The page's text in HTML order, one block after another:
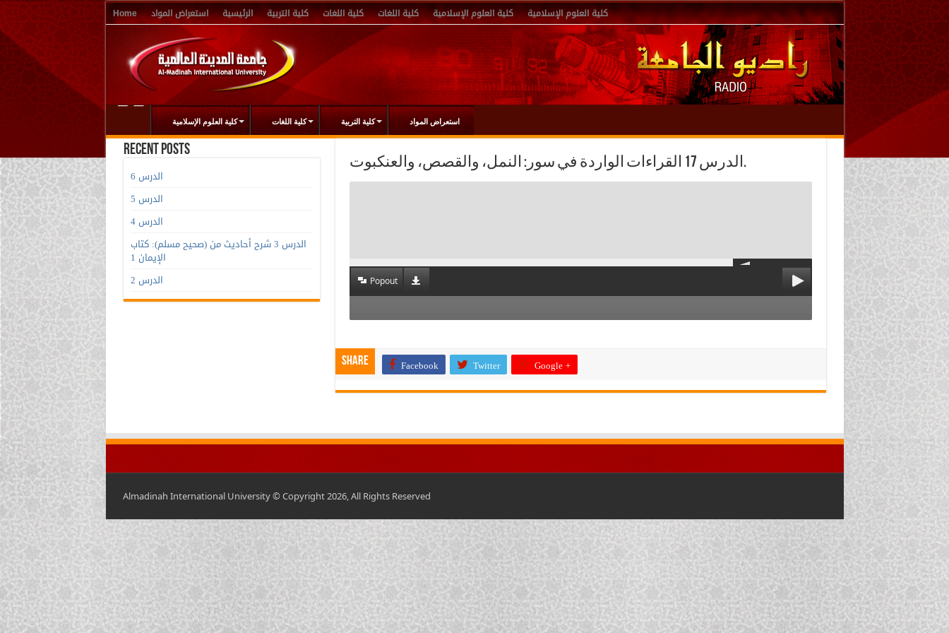
Home استعراض المواد الرئيسية كلية التربية كلية اللغات كلية اللغات كلية العلوم الإسلامية كلية العلوم الإسلامية
كلية العلوم الإسلامية كلية اللغات كلية التربية استعراض المواد
الدرس 17 القراءات الواردة في سور: النمل، والقصص، والعنكبوت.
Popout
Share Facebook Twitter Google +
Recent Posts
الدرس 6
الدرس 5
الدرس 4
الدرس 3 شرح أحاديث من (صحيح مسلم): كتاب
الإيمان 1
الدرس 2
Almadinah International University © Copyright 2026, All Rights Reserved